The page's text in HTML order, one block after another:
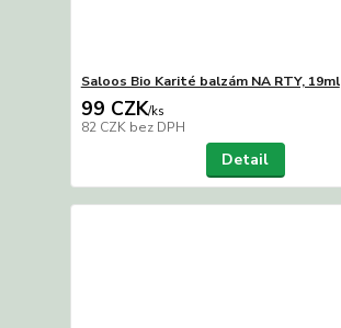
Saloos Bio Karité balzám NA RTY, 19ml
99 CZK/ks
82 CZK bez DPH
Detail